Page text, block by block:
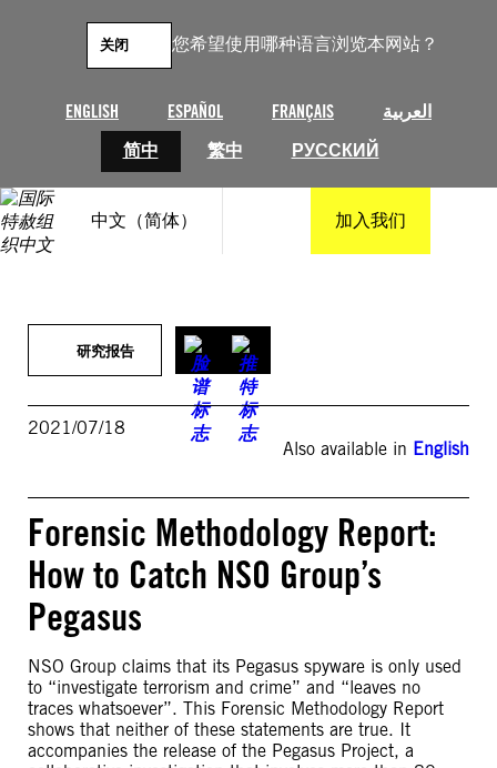
您希望使用哪种语言浏览本网站？
ENGLISH ESPAÑOL FRANÇAIS
العربية
简中
繁中 РУССКИЙ
关闭
中文（简体） 加入我们
研究报告
2021/07/18
Also available in English
Forensic Methodology Report:
How to Catch NSO Group’s
Pegasus
NSO Group claims that its Pegasus spyware is only used
to “investigate terrorism and crime” and “leaves no
traces whatsoever”. This Forensic Methodology Report
shows that neither of these statements are true. It
accompanies the release of the Pegasus Project, a